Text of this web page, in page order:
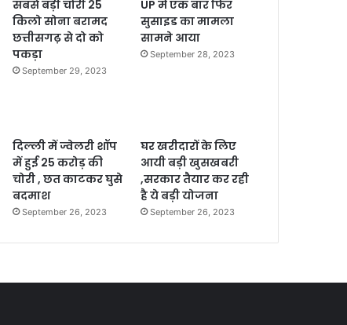
सबसे बड़ी चोरी 25
किलो सोना बरामद
छत्तीसगढ़ से दो को
पकड़ा
September 29, 2023
UP में एक बार फिर
सुसाइड का मामला
सामने आया
September 28, 2023
दिल्ली में ज्वेलरी शॉप
में हुई 25 करोड़ की
चोरी , छत काटकर घुसे
बदमाश
September 26, 2023
घर खरीदारों के लिए
आयी बड़ी खुसखबरी
,सरकार तैयार कर रही
है ये बड़ी योजना
September 26, 2023